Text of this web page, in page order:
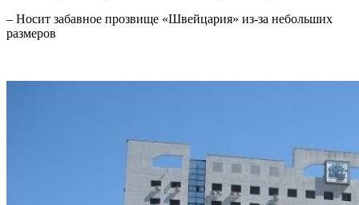
– Носит забавное прозвище «Швейцария» из-за небольших
размеров